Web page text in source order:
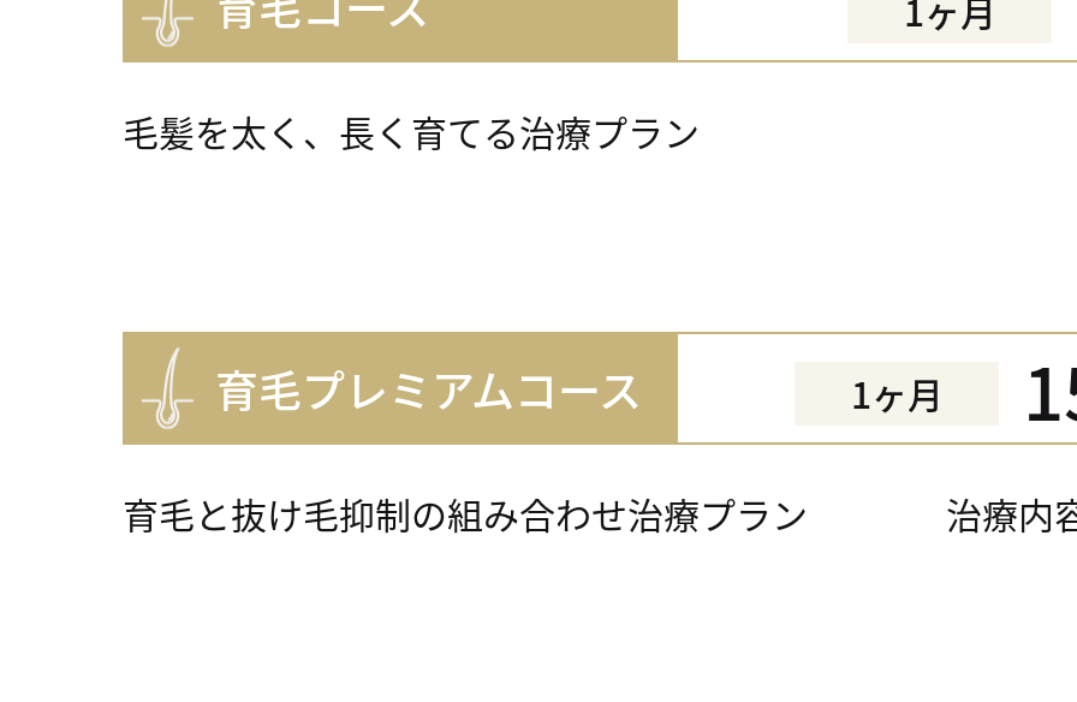
毛髪を太く、⻑く育てる治療プラン
育毛プレミアムコース 1ヶ月
育毛と抜け毛抑制の組み合わせ治療プラン 治療内